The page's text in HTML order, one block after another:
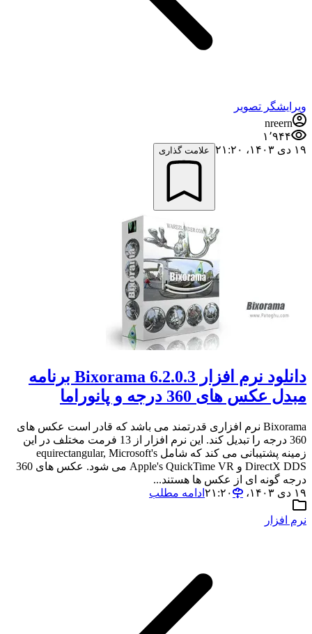
ویرایشگر تصویر
nreern
۱٬۹۴۴
۱۹ دی ۱۴۰۳،‏ ۲۱:۲۰
علامت گذاری
دانلود نرم افزار Bixorama 6.2.0.3 برنامه
مبدل عکس های 360 درجه و پانوراما
Bixorama نرم افزاری قدرتمند می باشد که قادر است عکس های
360 درجه را تبدیل کند. این نرم افزار از 13 فرمت مختلف در این
زمینه پشتیبانی می کند که شامل equirectangular, Microsoft's
DirectX DDS و Apple's QuickTime VR می شود. عکس های 360
درجه گونه ای از عکس ها هستند...
۱۹ دی ۱۴۰۳،‏ ۲۱:۲۰
ادامه مطلب
نرم افزار